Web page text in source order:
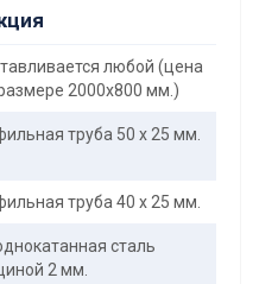
любой (цена
2000x800 мм.)
труба 50 х 25 мм.
труба 40 х 25 мм.
сталь
2 мм.